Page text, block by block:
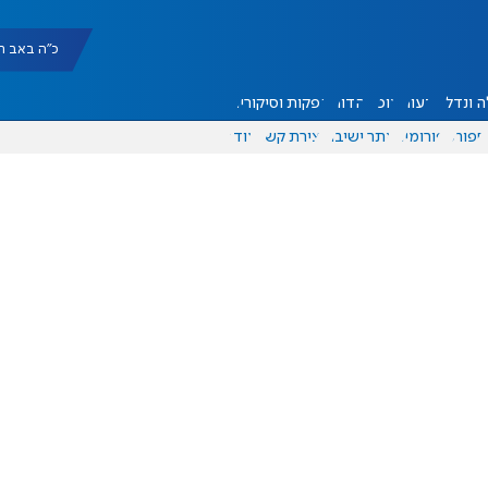
כ"ה באב תשפ"ו
ונדל"ן דעות אוכל יהדות הפקות וסיקורים
ספורט פורומים אתר ישיבה יצירת קשר עוד